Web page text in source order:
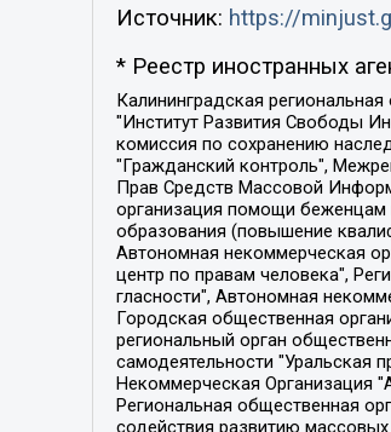
Источник: https://
* Реестр иностранных
Калининградская региональная общественная организация "Экозащита!-Женсовет", Фонд содействия защите прав и свобод граждан "Общественный вердикт", Фонд "Институт Развития Свободы Информации", Частное учреждение "Информационное агентство МЕМО. РУ", Региональная общественная организация "Общественная комиссия по сохранению наследия академика Сахарова", Фонд поддержки свободы прессы, Санкт-Петербургская общественная правозащитная организация "Гражданский контроль", Межрегиональная общественная организация "Информационно-просветительский центр "Мемориал", Региональный Фонд "Центр Защиты Прав Средств Массовой Информации", с 05.12.2023 Фонд "Центр Защиты Прав Средств массовой информации", Региональная общественная благотворительная организация помощи беженцам и мигрантам "Гражданское содействие", Негосударственное образовательное учреждение дополнительного профессионального образования (повышение квалификации) специалистов "АКАДЕМИЯ ПО ПРАВАМ ЧЕЛОВЕКА", Свердловская региональная общественная организация "Сутяжник", Автономная некоммерческая организация "Центр независимых социологических исследований", Союз общественных объединений "Российский исследовательский центр по правам человека", Региональное общественное учреждение научно-информационный центр "МЕМОРИАЛ", Некоммерческая организация "Фонд защиты гласности", Автономная некоммерческая организация "Институт прав человека", Городская общественная организация "Екатеринбургское общество "МЕМОРИАЛ", Городская общественная организация "Рязанское историко-просветительское и правозащитное общество "Мемориал" (Рязанский Мемориал), Челябинский региональный орган общественной самодеятельности – женское общественное объединение "Женщины Евразии", Челябинский региональный орган общественной самодеятельности "Уральская правозащитная группа", Фонд содействия защите здоровья и социальной